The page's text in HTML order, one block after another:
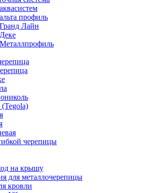
профиль
Лайн
(Tegola)
черепицы
на крышу
для металлочерепицы
кровли